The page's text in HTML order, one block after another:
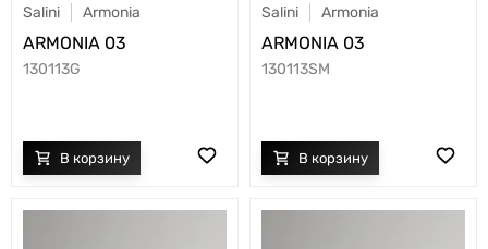
Salini Armonia
ARMONIA 03
130113G
Salini Armonia
ARMONIA 03
130113SM